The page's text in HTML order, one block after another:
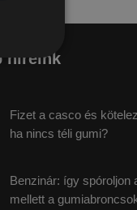
híreink
Fizet a casco és
ha nincs téli gumi?
Benzinár: így spóroljon
mellett a